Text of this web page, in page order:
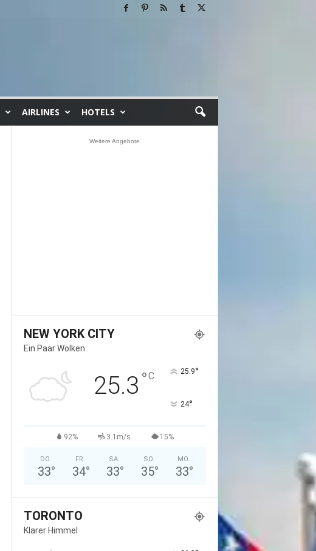
AIRLINES HOTELS
Weitere Angebote
NEW YORK CITY
Ein Paar Wolken
25.3 °C 25.9°
24°
92% 3.1m/s 15%
DO.
33°
FR.
34°
SA.
33°
SO.
35°
MO.
33°
TORONTO
Klarer Himmel